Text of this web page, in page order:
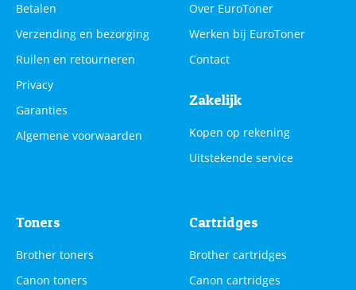
Betalen
Verzending en bezorging
Ruilen en retourneren
Privacy
Garanties
Algemene voorwaarden
Over EuroToner
Werken bij EuroToner
Contact
Zakelijk
Kopen op rekening
Uitstekende service
Toners
Brother toners
Canon toners
Cartridges
Brother cartridges
Canon cartridges